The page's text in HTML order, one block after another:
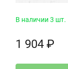
В наличии 3 шт.
1 904 ₽